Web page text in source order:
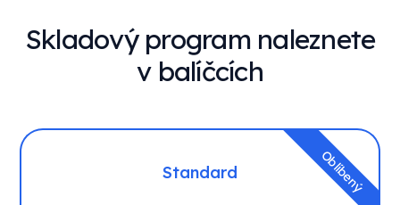
Skladový program naleznete
v balíčcích
Oblíbený
Standard